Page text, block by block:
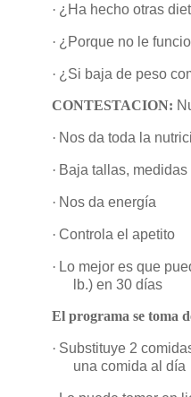
· ¿Ha hecho otras
· ¿Porque no le
· ¿Si baja de peso
CONTESTACION:
· Nos da toda la
· Baja tallas,
· Nos da energía
· Controla el apetito
· Lo mejor es que
lb.) en 30 días
El programa se toma
· Substituye 2
una comida al día